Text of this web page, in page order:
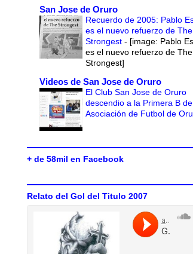
San Jose de Oruro
Recuerdo de 2005: Pablo
es el nuevo refuerzo de The
Strongest - [image: Pablo
es el nuevo refuerzo de The
Strongest]
Videos de San Jose de Oruro
El Club San Jose de Oruro
descendio a la Primera B
Asociación de Futbol de
+ de 58mil en Facebook
Relato del Gol del Titulo 2007